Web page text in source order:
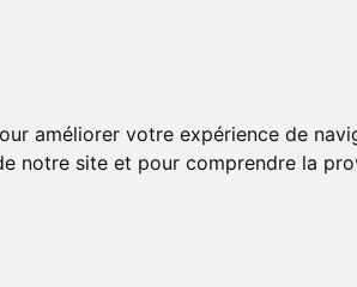
améliorer votre expérience de
notre site et pour comprendre la